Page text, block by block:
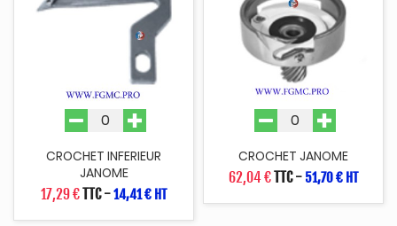
CROCHET INFERIEUR
JANOME
17,29 €TTC-14,41 € HT
CROCHET JANOME
62,04 €TTC- 51,70 € HT